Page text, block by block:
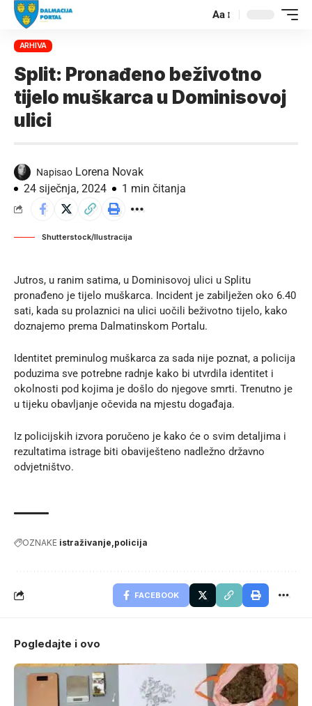
Aa
ARHIVA
Split: Pronađeno beživotno
tijelo muškarca u Dominisovoj
ulici
Napisao Lorena Novak
24 siječnja, 2024
1 min čitanja
Shutterstock/Ilustracija
Jutros, u ranim satima, u Dominisovoj ulici u Splitu
pronađeno je tijelo muškarca. Incident je zabilježen oko 6.40
sati, kada su prolaznici na ulici uočili beživotno tijelo, kako
doznajemo prema Dalmatinskom Portalu.
Identitet preminulog muškarca za sada nije poznat, a policija
poduzima sve potrebne radnje kako bi utvrdila identitet i
okolnosti pod kojima je došlo do njegove smrti. Trenutno je
u tijeku obavljanje očevida na mjestu događaja.
Iz policijskih izvora poručeno je kako će o svim detaljima i
rezultatima istrage biti obaviješteno nadležno državno
odvjetništvo.
OZNAKE istraživanje policija
FACEBOOK
Pogledajte i ovo